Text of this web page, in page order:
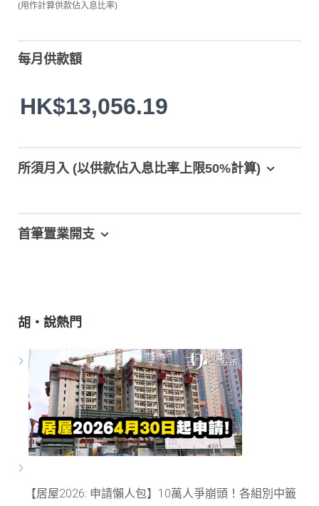
(用作計算供款佔入息比率)
每月供款額
HK$13,056.19
所須月入 (以供款佔入息比率上限50%計算)
首筆置業開支
胡‧說熱門
【居屋2026: 申請懶人包】10萬人爭崩頭！各組別中籤